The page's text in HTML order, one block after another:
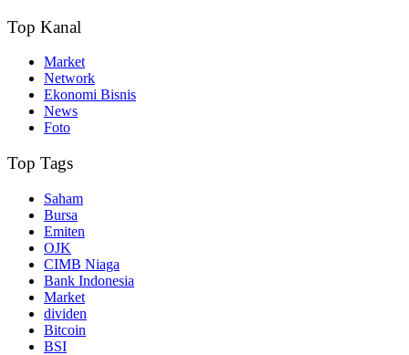
Top Kanal
Market
Network
Ekonomi Bisnis
News
Foto
Top Tags
Saham
Bursa
Emiten
OJK
CIMB Niaga
Bank Indonesia
Market
dividen
Bitcoin
BSI